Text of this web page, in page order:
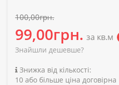
100,00грн.
99,00грн. за кв.м
Знайшли дешевше?
Знижка від кількості:
10 або більше ціна договірна